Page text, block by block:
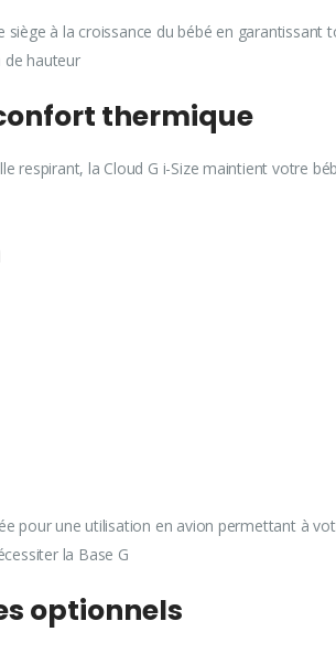
siège à la croissance du bébé en
de hauteur
thermique
respirant, la Cloud G i-Size maintient votre
pour une utilisation en avion permettant à
la Base G
optionnels